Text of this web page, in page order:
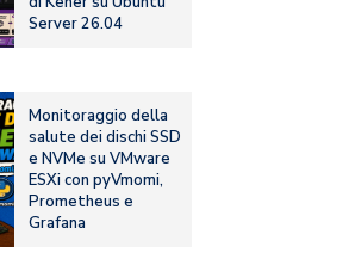
Server 26.04
Monitoraggio della
salute dei dischi SSD
e NVMe su VMware
ESXi con pyVmomi,
Prometheus e
Grafana